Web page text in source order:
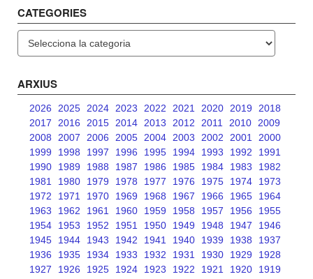
CATEGORIES
Categories
ARXIUS
2026 2025 2024 2023 2022 2021 2020 2019
2018
2017
2016 2015 2014 2013 2012 2011 2010
2009
2008
2007 2006 2005 2004 2003 2002 2001
2000
1999
1998 1997 1996 1995 1994 1993 1992
1991
1990
1989 1988 1987 1986 1985 1984 1983
1982
1981
1980 1979 1978 1977 1976 1975 1974
1973
1972
1971 1970 1969 1968 1967 1966 1965
1964
1963
1962 1961 1960 1959 1958 1957 1956
1955
1954
1953 1952 1951 1950 1949 1948 1947
1946
1945
1944 1943 1942 1941 1940 1939 1938
1937
1936
1935 1934 1933 1932 1931 1930 1929
1928
1927
1926 1925 1924 1923 1922 1921 1920
1919